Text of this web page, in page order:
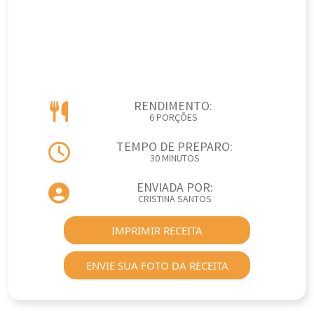
RENDIMENTO:
6 PORÇÕES
TEMPO DE PREPARO:
30 MINUTOS
ENVIADA POR:
CRISTINA SANTOS
IMPRIMIR RECEITA
ENVIE SUA FOTO DA RECEITA